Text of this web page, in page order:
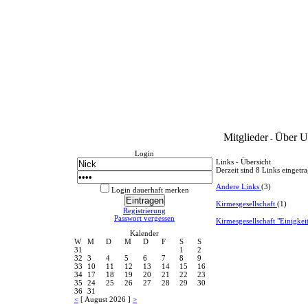
Mitglieder- Über
Login
Login dauerhaft merken
Registrierung
Passwort vergessen
Kalender
W
M D M D F S
S
31
1
2
32
3 4 5 6 7 8
9
33
10 11 12 13 14 15
16
34
17 18 19 20 21 22
23
35
24 25 26 27 28 29
30
36
31
< [ August 2026 ] >
Links - Übersicht
Derzeit sind 8 Links
Andere Links (3)
Kirmesgesellschaft (1)
Kirmesgesellschaft